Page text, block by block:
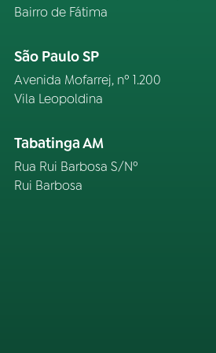
Bairro de Fátima
São Paulo SP
Avenida Mofarrej, nº 1.200
Vila Leopoldina
Tabatinga AM
Rua Rui Barbosa S/Nº
Rui Barbosa